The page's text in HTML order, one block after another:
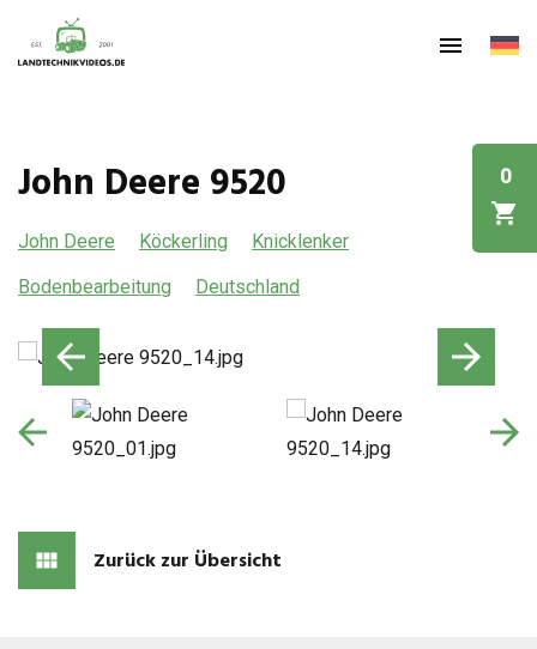
0
John Deere 9520
John Deere Köckerling
Knicklenker
Bodenbearbeitung
Deutschland
Zurück zur Übersicht